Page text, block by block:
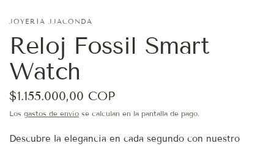
JOYERÍA JJACONDA
Reloj Fossil Smart
Watch
$1.155.000,00 COP
Los gastos de envío se calculan en la pantalla de pago.
Descubre la elegancia en cada segundo con nuestro